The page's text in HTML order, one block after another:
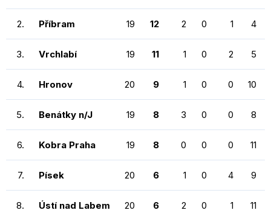
2. Příbram 19 12 2 0 1 4
3. Vrchlabí 19 11 1 0 2 5
4. Hronov 20 9 1 0 0 10
5. Benátky n/J 19 8 3 0 0 8
6. Kobra Praha 19 8 0 0 0 11
7. Písek 20 6 1 0 4 9
8. Ústí nad Labem 20 6 2 0 1 11